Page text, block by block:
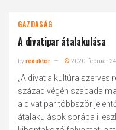
GAZDASÁG
A divatipar átalakulása
byredaktor 2020. február 24.
„A divat a kultúra szerves
század végén
a divatipar többször
átalakulások sorába